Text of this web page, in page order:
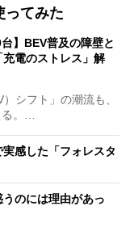
ってみた
】BEV普及の障壁と
電のストレス」解
シフト」の潮流も、
。…
感した「フォレスタ
のには理由があっ